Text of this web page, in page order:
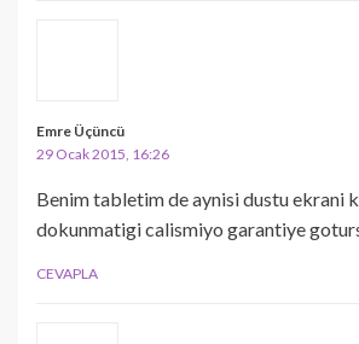
Emre Üçüncü
29 Ocak 2015, 16:26
Benim tabletim de aynisi dustu ekrani
dokunmatigi calismiyo garantiye
CEVAPLA